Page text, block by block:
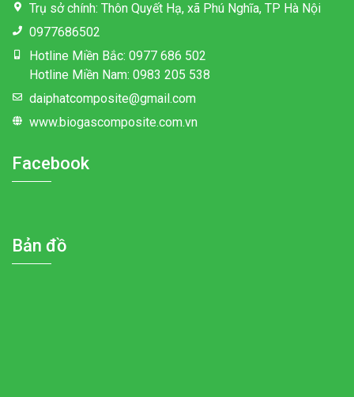
Trụ sở chính: Thôn Quyết Hạ, xã Phú Nghĩa, TP Hà Nội
0977686502
Hotline Miền Bắc: 0977 686 502
Hotline Miền Nam: 0983 205 538
daiphatcomposite@gmail.com
www.biogascomposite.com.vn
Facebook
Bản đồ